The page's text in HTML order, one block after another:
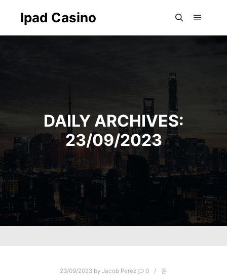
Ipad Casino
DAILY ARCHIVES:
23/09/2023
23/09/2023 by Jacob Perez 0 운